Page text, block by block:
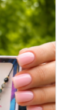
Opcje
można
wybrać
na
stronie
produktu